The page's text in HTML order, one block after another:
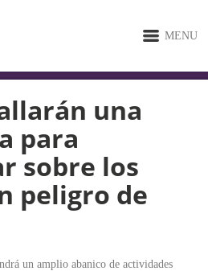
MENU
una
para
sobre los
peligro de
un amplio abanico de actividades